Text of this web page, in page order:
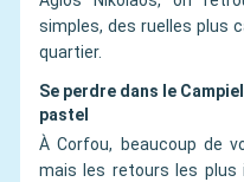
simples, des ruelles plus
quartier.
Se perdre dans le
pastel
À Corfou, beaucoup de
mais les retours les